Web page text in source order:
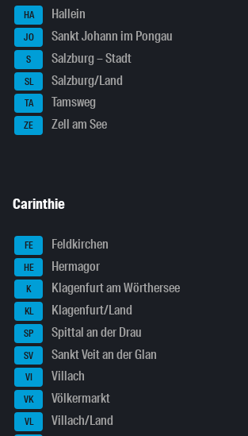
HA Hallein
JO Sankt Johann im Pongau
S Salzburg – Stadt
SL Salzburg/Land
TA Tamsweg
ZE Zell am See
Carinthie
FE Feldkirchen
HE Hermagor
K Klagenfurt am Wörthersee
KL Klagenfurt/Land
SP Spittal an der Drau
SV Sankt Veit an der Glan
VI Villach
VK Völkermarkt
VL Villach/Land